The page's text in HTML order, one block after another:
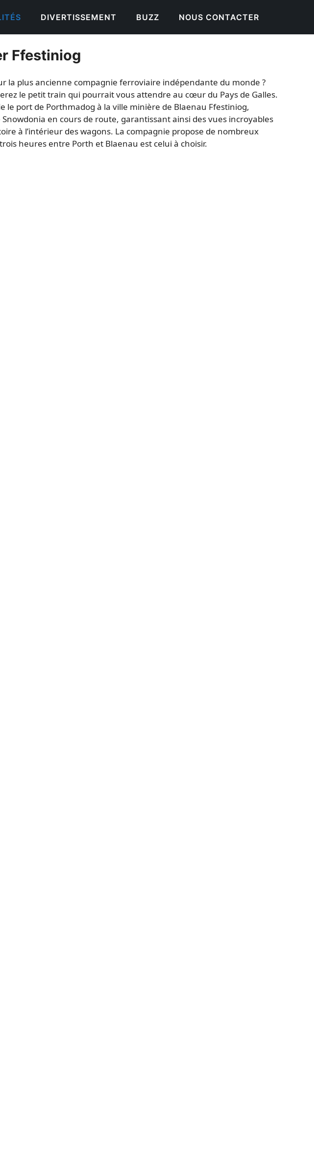
DIVERTISSEMENT BUZZ NOUS CONTACTER
Ffestiniog
la plus ancienne compagnie ferroviaire indépendante du monde ?
le petit train qui pourrait vous attendre au cœur du Pays de Galles.
le port de Porthmadog à la ville minière de Blaenau Ffestiniog,
en cours de route, garantissant ainsi des vues incroyables
à l’intérieur des wagons. La compagnie propose de nombreux
heures entre Porth et Blaenau est celui à choisir.